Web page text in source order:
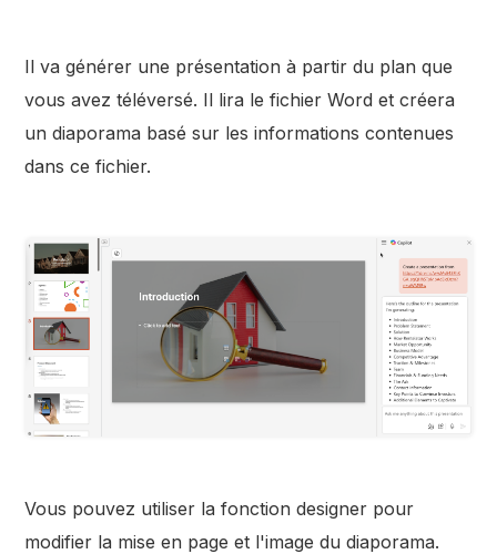
Il va générer une présentation à partir du plan que
vous avez téléversé. Il lira le fichier Word et créera
un diaporama basé sur les informations contenues
dans ce fichier.
Vous pouvez utiliser la fonction designer pour
modifier la mise en page et l'image du diaporama.